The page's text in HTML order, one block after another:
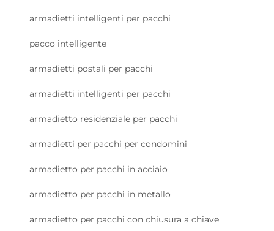
armadietti intelligenti per pacchi
pacco intelligente
armadietti postali per pacchi
armadietti intelligenti per pacchi
armadietto residenziale per pacchi
armadietti per pacchi per condomini
armadietto per pacchi in acciaio
armadietto per pacchi in metallo
armadietto per pacchi con chiusura a chiave